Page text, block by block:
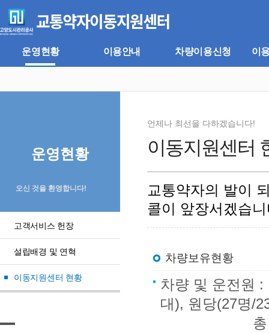
뉴
바
기
바
로
운영현황 이용안내 차량이용신청 이
운영현황
오신 것을 환영합니다!
고객서비스 헌장
설립배경 및 연혁
이동지원센터 현황
이동지원센터
언제나 최선을 다하겠습니다!
교통약자의 발이
콜이 앞장서겠습
차량보유현황
차량 및 운전원 :
대), 원당(27명/
총 79대,